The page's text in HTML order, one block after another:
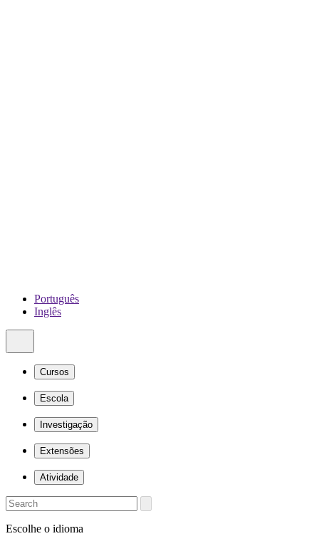
Português
Inglês
Cursos
Escola
Investigação
Extensões
Atividade
Escolhe o idioma